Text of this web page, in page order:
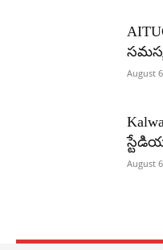
August
August